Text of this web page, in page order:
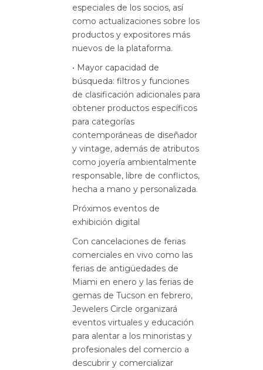
especiales de los socios, así
como actualizaciones sobre los
productos y expositores más
nuevos de la plataforma.
• Mayor capacidad de
búsqueda: filtros y funciones
de clasificación adicionales para
obtener productos específicos
para categorías
contemporáneas de diseñador
y vintage, además de atributos
como joyería ambientalmente
responsable, libre de conflictos,
hecha a mano y personalizada.
Próximos eventos de
exhibición digital
Con cancelaciones de ferias
comerciales en vivo como las
ferias de antigüedades de
Miami en enero y las ferias de
gemas de Tucson en febrero,
Jewelers Circle organizará
eventos virtuales y educación
para alentar a los minoristas y
profesionales del comercio a
descubrir y comercializar